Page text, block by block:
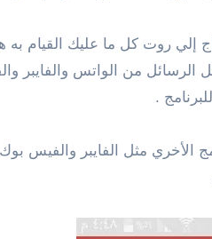
روت كل ما عليك القيام به
من الواتس والفايبر
.
الأخري مثل الفايبر والفيس